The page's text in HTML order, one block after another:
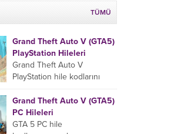
TÜMÜ
Grand Theft Auto V (GTA5)
PlayStation Hileleri
Grand Theft Auto V
PlayStation hile kodlarını
oyun esnasında sıralamaya
uyarak gire bilirsiniz yada
pause ekranında da bu hile
kodlarını...
Grand Theft Auto V (GTA5)
PC Hileleri
GTA 5 PC hile